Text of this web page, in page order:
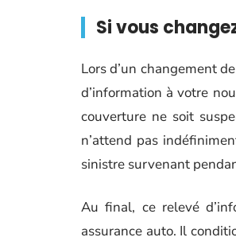
Si vous
Lors d’un changement
d’information à votre
couverture ne soit
n’attend pas
sinistre survenant
Au final, ce relevé
assurance auto. Il